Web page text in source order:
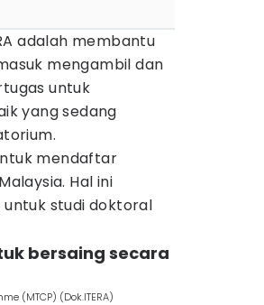
adalah membantu
mengambil dan
untuk
yang sedang
mendaftar
Hal ini
studi doktoral
bersaing secara
(MTCP) (Dok.ITERA)